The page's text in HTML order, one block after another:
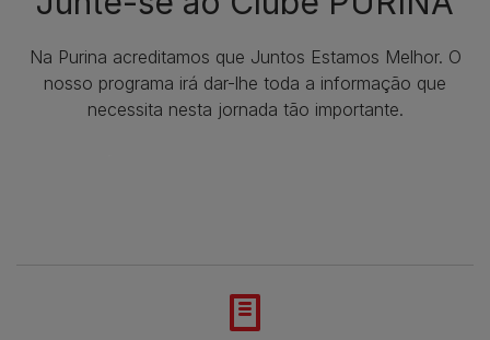
Na Purina acreditamos que Juntos Estamos Melhor. O
nosso programa irá dar-lhe toda a informação que
necessita nesta jornada tão importante.